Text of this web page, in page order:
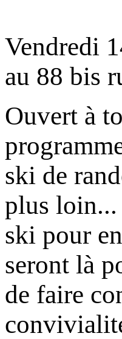
Vendredi
au 88 bis
Ouvert à
ski de
plus loin...
ski pour
seront là
de faire